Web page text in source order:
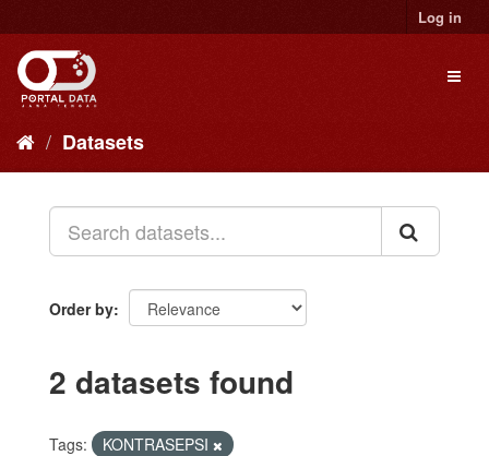
to
content
Log in
Datasets
Order by
2 datasets found
Tags:
KONTRASEPSI